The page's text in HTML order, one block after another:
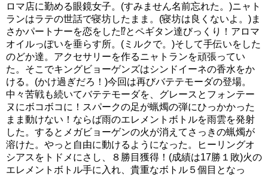
シェアする
0 0
フォローする
ニャトラン ,ネタバレ,ヒープリ,ヒーリングっどプリキ
ュア,感想,第18話 プリ夫
ロマ店に勤める眼鏡女子。(すみません名前忘れた。)ニャト
ランはラテの世話で寝坊したまま。(寝坊は良くないよ。)ま
さかパートナーを恋をした⁉︎とペギタン達びっくり！アロマ
オイルっぽいを垂らす所。(ミルクで。)そして手伝いをした
のどか達。アクセサリーを作るニャトランを頑張ってい
た。そこでキングビョーゲンズはシンドイーネの香水をか
ける。(かけ過ぎだろ！)今回は再びバテテモーダの登場。
中々苦戦も続いてバテテモーダを、グレースとフォンテー
ヌにボコボコに！スパークの足が蝋燭の弾にひっかかった
まま動けない！ならば雨のエレメントボトルを雨雲を発射
した。するとメガビョーゲンの火が消えてさっきの蝋燭が
溶けた。やっと自由に動けるようになった。ヒーリングオ
シアスをトドメにさし、８勝目獲得！(成績は17勝１敗)火の
エレメントボトル手に入れ、貴重なボトル５個目となっ